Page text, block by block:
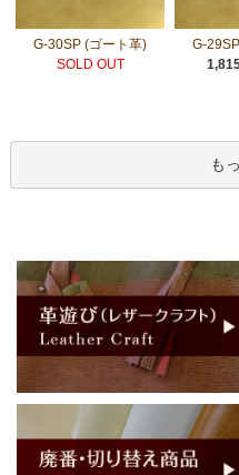
G-30SP (ゴート革)
SOLD OUT
G-
も